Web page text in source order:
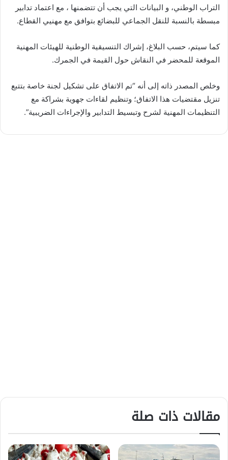
التراب الوطني، و البيانات التي يجب أن تتضمنها ، مع اعتماد تدابير
مبسطة بالنسبة للنقل الجماعي للبضائع بتوافق مع مهنيي القطاع.
كما سيتم، حسب البلاغ، إشراك التنسيقية الوطنية للهيئات المهنية
الموقعة للمحضر في النقاش حول القيمة في الجمرك.
وخلص المصدر ذاته إلى أنه “تم الاتفاق على تشكيل لجنة خاصة بتتبع
تنزيل مقتضيات هذا الاتفاق؛ وتنظيم لقاءات جهوية بشراكة مع
التنظيمات المهنية لشرح وتبسيط التدابير والإجراءات الضريبية”.
مقالات ذات صلة